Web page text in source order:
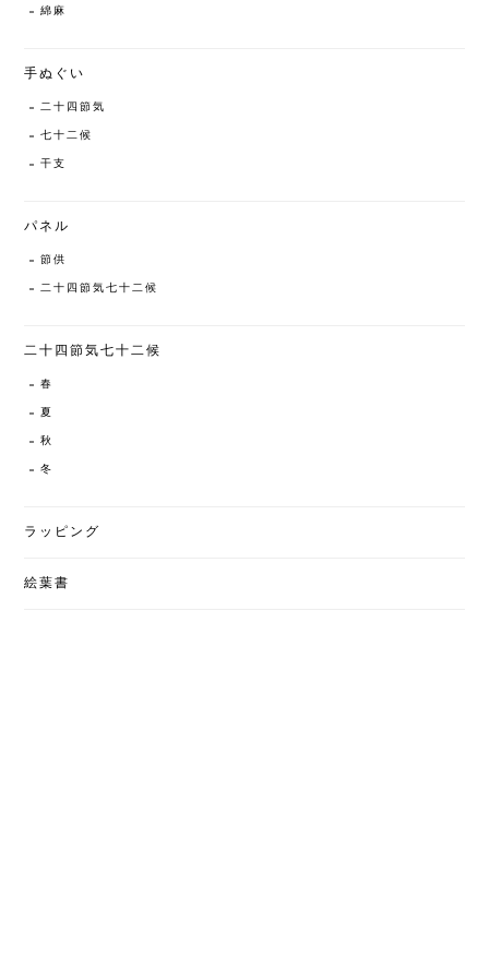
綿麻
手ぬぐい
二十四節気
七十二候
干支
パネル
節供
二十四節気七十二候
二十四節気七十二候
春
夏
秋
冬
ラッピング
絵葉書